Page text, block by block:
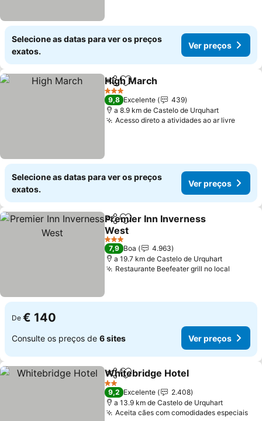
Selecione as datas para ver os preços
exatos.
Ver preços
PartilharAdicionar aos favoritos
High March
3 Estrelas
9,8 Excelente
439
a 8.9 km de Castelo de Urquhart
Acesso direto a atividades ao ar livreVer
Selecione as datas para ver os preços
exatos.
Ver preços
PartilharAdicionar aos favoritos
Premier Inn Inverness
West
Ver preços
3 Estrelas
7,9 Boa
4.963
a 19.7 km de Castelo de Urquhart
Restaurante Beefeater grill no local
De € 140
Consulte os preços de 6 sites Ver preços
PartilharAdicionar aos favoritos
Whitebridge Hotel
2 Estrelas
9,2 Excelente
2.408
a 13.9 km de Castelo de Urquhart
Aceita cães com comodidades especiais